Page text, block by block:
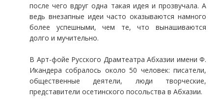
после чего вдруг одна такая идея и прозвучала. А
ведь внезапные идеи часто оказываются намного
более успешными, чем те, что вынашиваются
долго и мучительно.
В Арт-фойе Русского Драмтеатра Абхазии имени Ф.
Икандера собралось около 50 человек: писатели,
общественные деятели, люди творческие,
представители осетинского посольства в Абхазии.